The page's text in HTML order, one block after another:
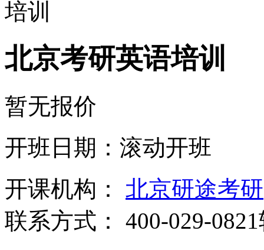
北京考研英语培训
暂无报价
开班日期：滚动开班
开课机构：
北京研途考研
联系方式：
400-029-